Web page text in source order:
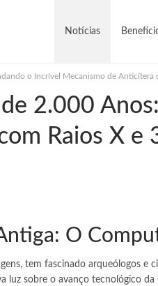
Notícias
o Incrível Mecanismo de Anticítera
2.000
Raios X e
O
tem fascinado arqueólogos
luz sobre o avanço tecnológico da